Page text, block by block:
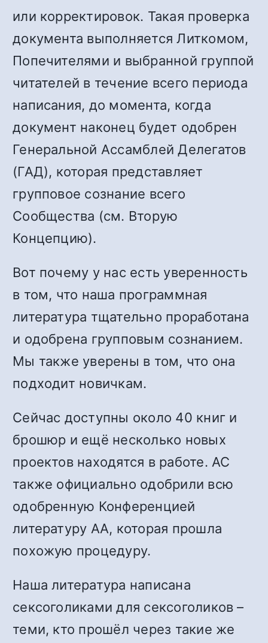
или корректировок. Такая проверка
документа выполняется Литкомом,
Попечителями и выбранной группой
читателей в течение всего периода
написания, до момента, когда
документ наконец будет одобрен
Генеральной Ассамблей Делегатов
(ГАД), которая представляет
групповое сознание всего
Сообщества (см. Вторую
Концепцию).
Вот почему у нас есть уверенность
в том, что наша программная
литература тщательно проработана
и одобрена групповым сознанием.
Мы также уверены в том, что она
подходит новичкам.
Сейчас доступны около 40 книг и
брошюр и ещё несколько новых
проектов находятся в работе. АС
также официально одобрили всю
одобренную Конференцией
литературу АА, которая прошла
похожую процедуру.
Наша литература написана
сексоголиками для сексоголиков –
теми, кто прошёл через такие же